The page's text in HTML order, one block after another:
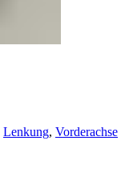
Lenkung, Vorderachse